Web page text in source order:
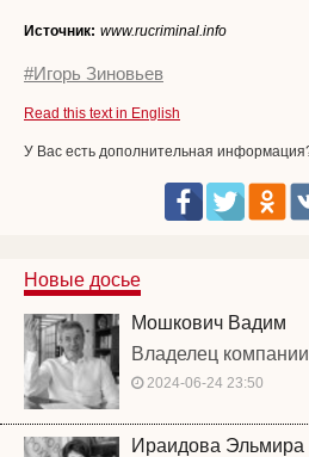
Источник: www.rucriminal.info
#Игорь Зиновьев
Read this text in English
У Вас есть дополнительная
Новые досье
Мошкович Вадим
Владелец
2024-06-24 23:50
Ираидова Эльмира